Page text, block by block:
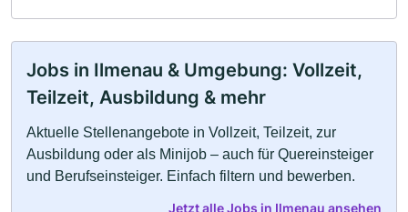
Jobs in Ilmenau & Umgebung: Vollzeit,
Teilzeit, Ausbildung & mehr
Aktuelle Stellenangebote in Vollzeit, Teilzeit, zur
Ausbildung oder als Minijob – auch für Quereinsteiger
und Berufseinsteiger. Einfach filtern und bewerben.
Jetzt alle Jobs in Ilmenau ansehen